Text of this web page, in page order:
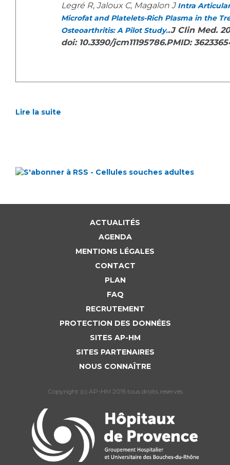
Legré R, Jaloux C, Magalon J Intra
Microfat and Platelets-Rich Plasma in the
Osteoarthritis: A Pilot Study..J Clin Med.
doi: 10.3390/jcm11195786.PMID:
Lire la suite
ACTUALITÉS
AGENDA
MENTIONS LÉGALES
CONTACT
PLAN
FAQ
RECRUTEMENT
PROTECTION DES DONNÉES
SITES AP-HM
SITES PARTENAIRES
NOUS CONNAÎTRE
Copyright (c) AP-HM 2015 tous droits reservés